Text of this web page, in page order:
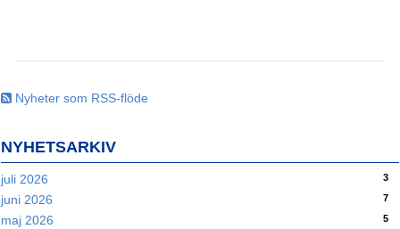
Nyheter som RSS-flöde
NYHETSARKIV
juli 2026 3
juni 2026 7
maj 2026 5